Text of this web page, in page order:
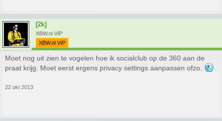
[2k]
XBW.nl VIP
XBW.nl VIP
Moet nog uit zien te vogelen hoe ik socialclub op de 360 aan de
praat krijg. Moet eerst ergens privacy settings aanpassen ofzo.
22 okt 2013